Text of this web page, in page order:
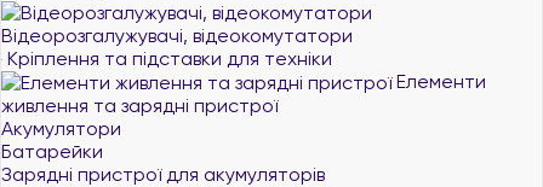
Відеорозгалужувачі, відеокомутатори
Кріплення та підставки для техніки
Елементи
живлення та зарядні пристрої
Акумулятори
Батарейки
Зарядні пристрої для акумуляторів